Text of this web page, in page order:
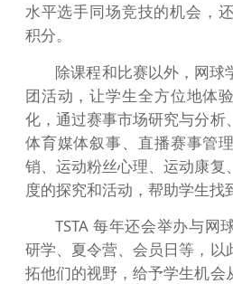
水平选手同场竞技的机会，
积分。
除课程和比赛以外，网球
团活动，让学生全方位地体
化，通过赛事市场研究与分析
体育媒体叙事、直播赛事管
销、运动粉丝心理、运动康复
度的探究和活动，帮助学生找
TSTA 每年还会举办与网
研学、夏令营、会员日等，以
拓他们的视野，给予学生机会